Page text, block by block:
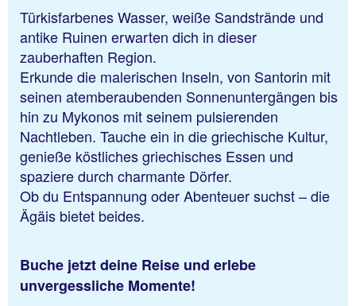
Türkisfarbenes Wasser, weiße Sandstrände und
antike Ruinen erwarten dich in dieser
zauberhaften Region.
Erkunde die malerischen Inseln, von Santorin mit
seinen atemberaubenden Sonnenuntergängen bis
hin zu Mykonos mit seinem pulsierenden
Nachtleben. Tauche ein in die griechische Kultur,
genieße köstliches griechisches Essen und
spaziere durch charmante Dörfer.
Ob du Entspannung oder Abenteuer suchst – die
Ägäis bietet beides.
Buche jetzt deine Reise und erlebe
unvergessliche Momente!